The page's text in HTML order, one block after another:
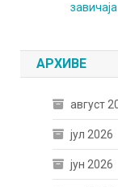
АРХИВЕ
август
јул 2026
јун 2026